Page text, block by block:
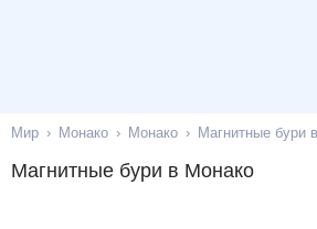
Мир Монако Монако Магнитные бури
Магнитные бури в Монако